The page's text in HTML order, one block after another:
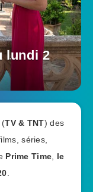
lundi 2
(TV & TNT) des
séries,
Prime Time
le